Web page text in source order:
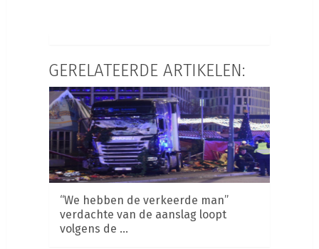
GERELATEERDE ARTIKELEN:
“We hebben de verkeerde man”
verdachte van de aanslag loopt
volgens de …